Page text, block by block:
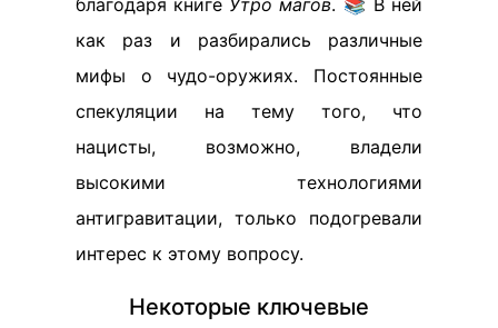
благодаря книге Утро магов. 📚 В ней
как раз и разбирались различные
мифы о чудо-оружиях. Постоянные
спекуляции на тему того, что
нацисты, возможно, владели
высокими технологиями
антигравитации, только подогревали
интерес к этому вопросу.
Некоторые ключевые